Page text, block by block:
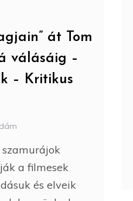
át Tom
válásáig –
– Kritikus
szamurájok
a filmesek
és elveik